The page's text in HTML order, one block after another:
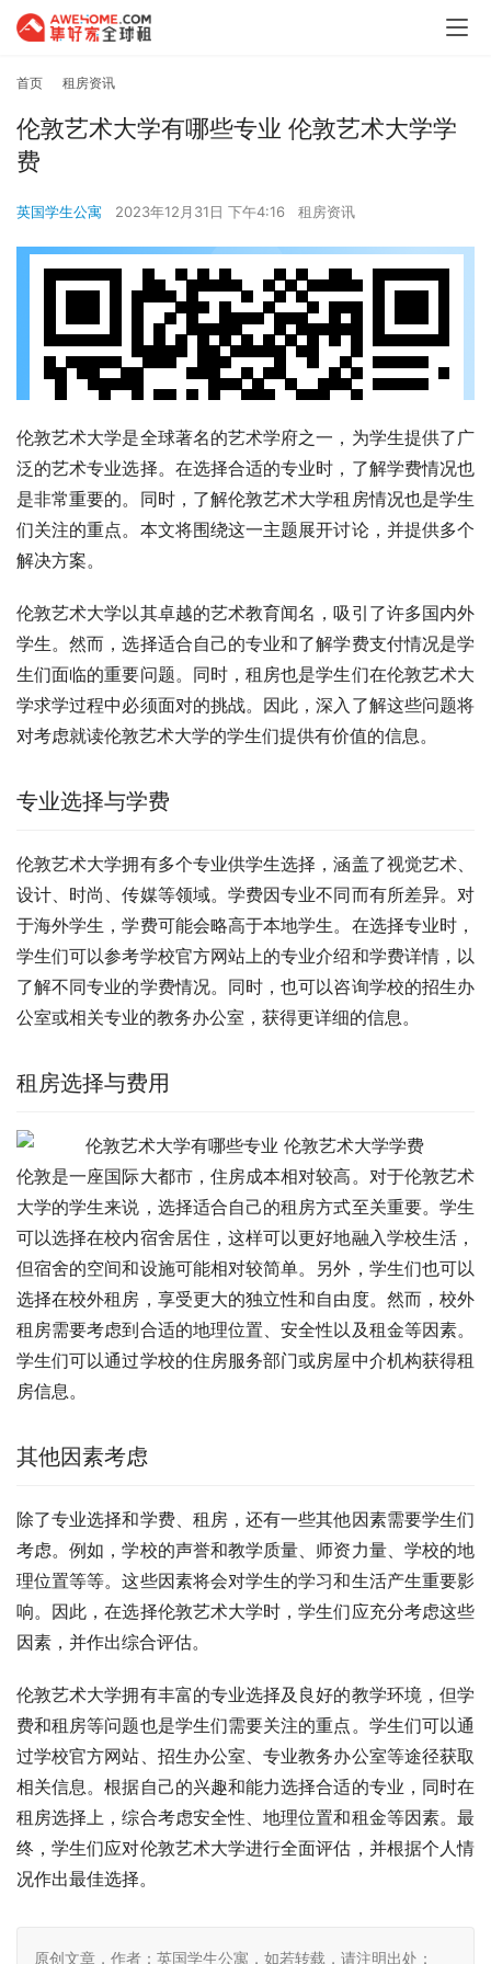
首页 租房资讯
伦敦艺术大学有哪些专业 伦敦艺术大学学
费
英国学生公寓 2023年12月31日 下午4:16 租房资讯
伦敦艺术大学是全球著名的艺术学府之一，为学生提供了广
泛的艺术专业选择。在选择合适的专业时，了解学费情况也
是非常重要的。同时，了解伦敦艺术大学租房情况也是学生
们关注的重点。本文将围绕这一主题展开讨论，并提供多个
解决方案。
伦敦艺术大学以其卓越的艺术教育闻名，吸引了许多国内外
学生。然而，选择适合自己的专业和了解学费支付情况是学
生们面临的重要问题。同时，租房也是学生们在伦敦艺术大
学求学过程中必须面对的挑战。因此，深入了解这些问题将
对考虑就读伦敦艺术大学的学生们提供有价值的信息。
专业选择与学费
伦敦艺术大学拥有多个专业供学生选择，涵盖了视觉艺术、
设计、时尚、传媒等领域。学费因专业不同而有所差异。对
于海外学生，学费可能会略高于本地学生。在选择专业时，
学生们可以参考学校官方网站上的专业介绍和学费详情，以
了解不同专业的学费情况。同时，也可以咨询学校的招生办
公室或相关专业的教务办公室，获得更详细的信息。
租房选择与费用
伦敦是一座国际大都市，住房成本相对较高。对于伦敦艺术
大学的学生来说，选择适合自己的租房方式至关重要。学生
可以选择在校内宿舍居住，这样可以更好地融入学校生活，
但宿舍的空间和设施可能相对较简单。另外，学生们也可以
选择在校外租房，享受更大的独立性和自由度。然而，校外
租房需要考虑到合适的地理位置、安全性以及租金等因素。
学生们可以通过学校的住房服务部门或房屋中介机构获得租
房信息。
其他因素考虑
除了专业选择和学费、租房，还有一些其他因素需要学生们
考虑。例如，学校的声誉和教学质量、师资力量、学校的地
理位置等等。这些因素将会对学生的学习和生活产生重要影
响。因此，在选择伦敦艺术大学时，学生们应充分考虑这些
因素，并作出综合评估。
伦敦艺术大学拥有丰富的专业选择及良好的教学环境，但学
费和租房等问题也是学生们需要关注的重点。学生们可以通
过学校官方网站、招生办公室、专业教务办公室等途径获取
相关信息。根据自己的兴趣和能力选择合适的专业，同时在
租房选择上，综合考虑安全性、地理位置和租金等因素。最
终，学生们应对伦敦艺术大学进行全面评估，并根据个人情
况作出最佳选择。
原创文章，作者：英国学生公寓，如若转载，请注明出处：